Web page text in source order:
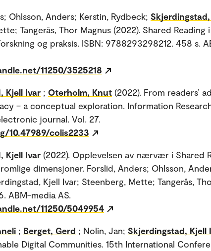
Ohlsson, Anders; Kerstin, Rydbeck;
Tangerås, Thor Magnus (2022). Shared Reading i
og praksis. ISBN: 9788293298212. 458 s.
11250/3525218
Kjell Ivar ; Oterholm, Knut (2022). From readers’
– a conceptual exploration. Information
journal. Vol. 27.
10.47989/colis2233
Kjell Ivar (2022). Opplevelsen av nærvær i Shared
dimensjoner. Forslid, Anders; Ohlsson,
Kjell Ivar; Steenberg, Mette; Tangerås,
ABM-media AS.
11250/5049954
; Berget, Gerd ; Nolin, Jan; Skjerdingstad, Kjell
Digital Communities. 15th International